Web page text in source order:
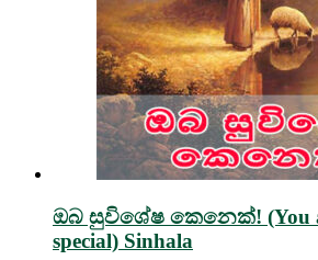
ඔබ සුවිශේෂ කෙනෙක්! (You
special) Sinhala